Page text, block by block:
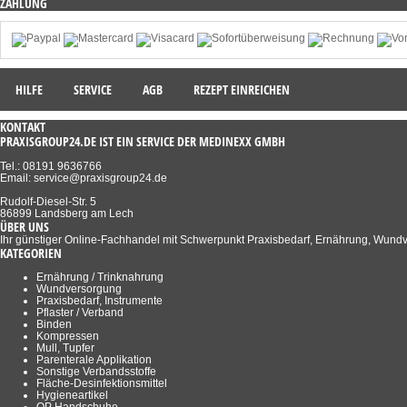
HILFE SERVICE AGB REZEPT EINREICHEN
KONTAKT
PRAXISGROUP24.DE IST EIN SERVICE DER MEDINEXX GMBH
Tel.: 08191 9636766
Email: service@praxisgroup24.de
Rudolf-Diesel-Str. 5
86899 Landsberg am Lech
ÜBER UNS
Ihr günstiger Online-Fachhandel mit Schwerpunkt Praxisbedarf, Ernährung,
KATEGORIEN
Ernährung / Trinknahrung
Wundversorgung
Praxisbedarf, Instrumente
Pflaster / Verband
Binden
Kompressen
Mull, Tupfer
Parenterale Applikation
Sonstige Verbandsstoffe
Fläche-Desinfektionsmittel
Hygieneartikel